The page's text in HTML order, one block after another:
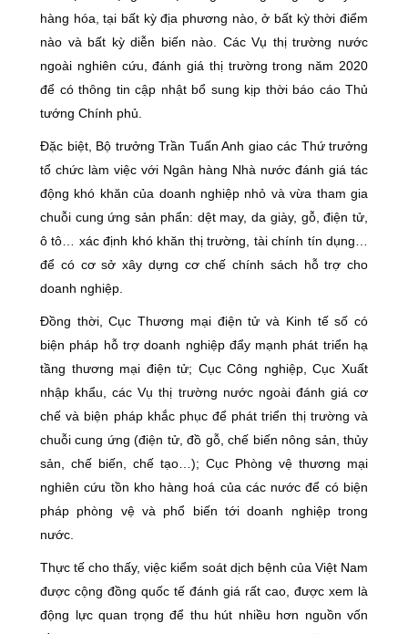
hàng hóa, tại bất kỳ địa phương nào, ở bất kỳ thời điểm
nào và bất kỳ diễn biến nào. Các Vụ thị trường nước
ngoài nghiên cứu, đánh giá thị trường trong năm 2020
để có thông tin cập nhật bổ sung kịp thời báo cáo Thủ
tướng Chính phủ.
Đặc biệt, Bộ trưởng Trần Tuấn Anh giao các Thứ trưởng
tổ chức làm việc với Ngân hàng Nhà nước đánh giá tác
động khó khăn của doanh nghiệp nhỏ và vừa tham gia
chuỗi cung ứng sản phẩn: dệt may, da giày, gỗ, điện tử,
ô tô… xác định khó khăn thị trường, tài chính tín dụng…
để có cơ sở xây dựng cơ chế chính sách hỗ trợ cho
doanh nghiệp.
Đồng thời, Cục Thương mại điện tử và Kinh tế số có
biện pháp hỗ trợ doanh nghiệp đẩy mạnh phát triển hạ
tầng thương mại điện tử; Cục Công nghiệp, Cục Xuất
nhập khẩu, các Vụ thị trường nước ngoài đánh giá cơ
chế và biện pháp khắc phục để phát triển thị trường và
chuỗi cung ứng (điện tử, đồ gỗ, chế biến nông sản, thủy
sản, chế biến, chế tạo…); Cục Phòng vệ thương mại
nghiên cứu tồn kho hàng hoá của các nước để có biện
pháp phòng vệ và phổ biến tới doanh nghiệp trong
nước.
Thực tế cho thấy, việc kiểm soát dịch bệnh của Việt Nam
được cộng đồng quốc tế đánh giá rất cao, được xem là
động lực quan trọng để thu hút nhiều hơn nguồn vốn